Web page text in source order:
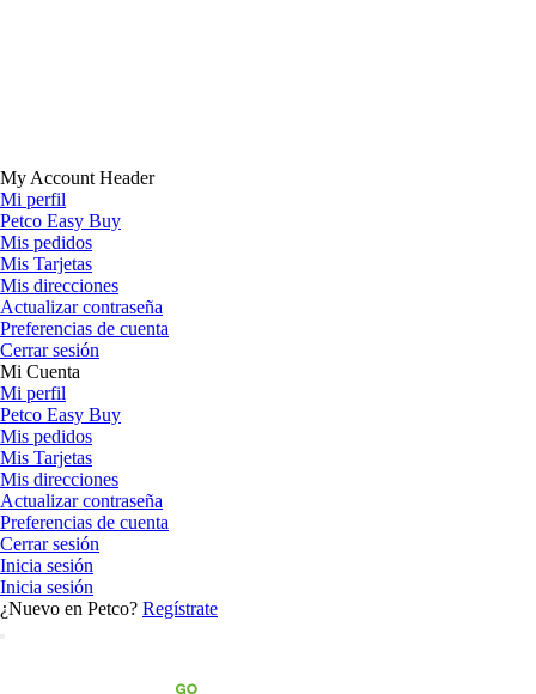
My Account Header
Mi perfil
Petco Easy Buy
Mis pedidos
Mis Tarjetas
Mis direcciones
Actualizar contraseña
Preferencias de cuenta
Cerrar sesión
Mi Cuenta
Mi perfil
Petco Easy Buy
Mis pedidos
Mis Tarjetas
Mis direcciones
Actualizar contraseña
Preferencias de cuenta
Cerrar sesión
Inicia sesión
Inicia sesión
¿Nuevo en Petco? Regístrate